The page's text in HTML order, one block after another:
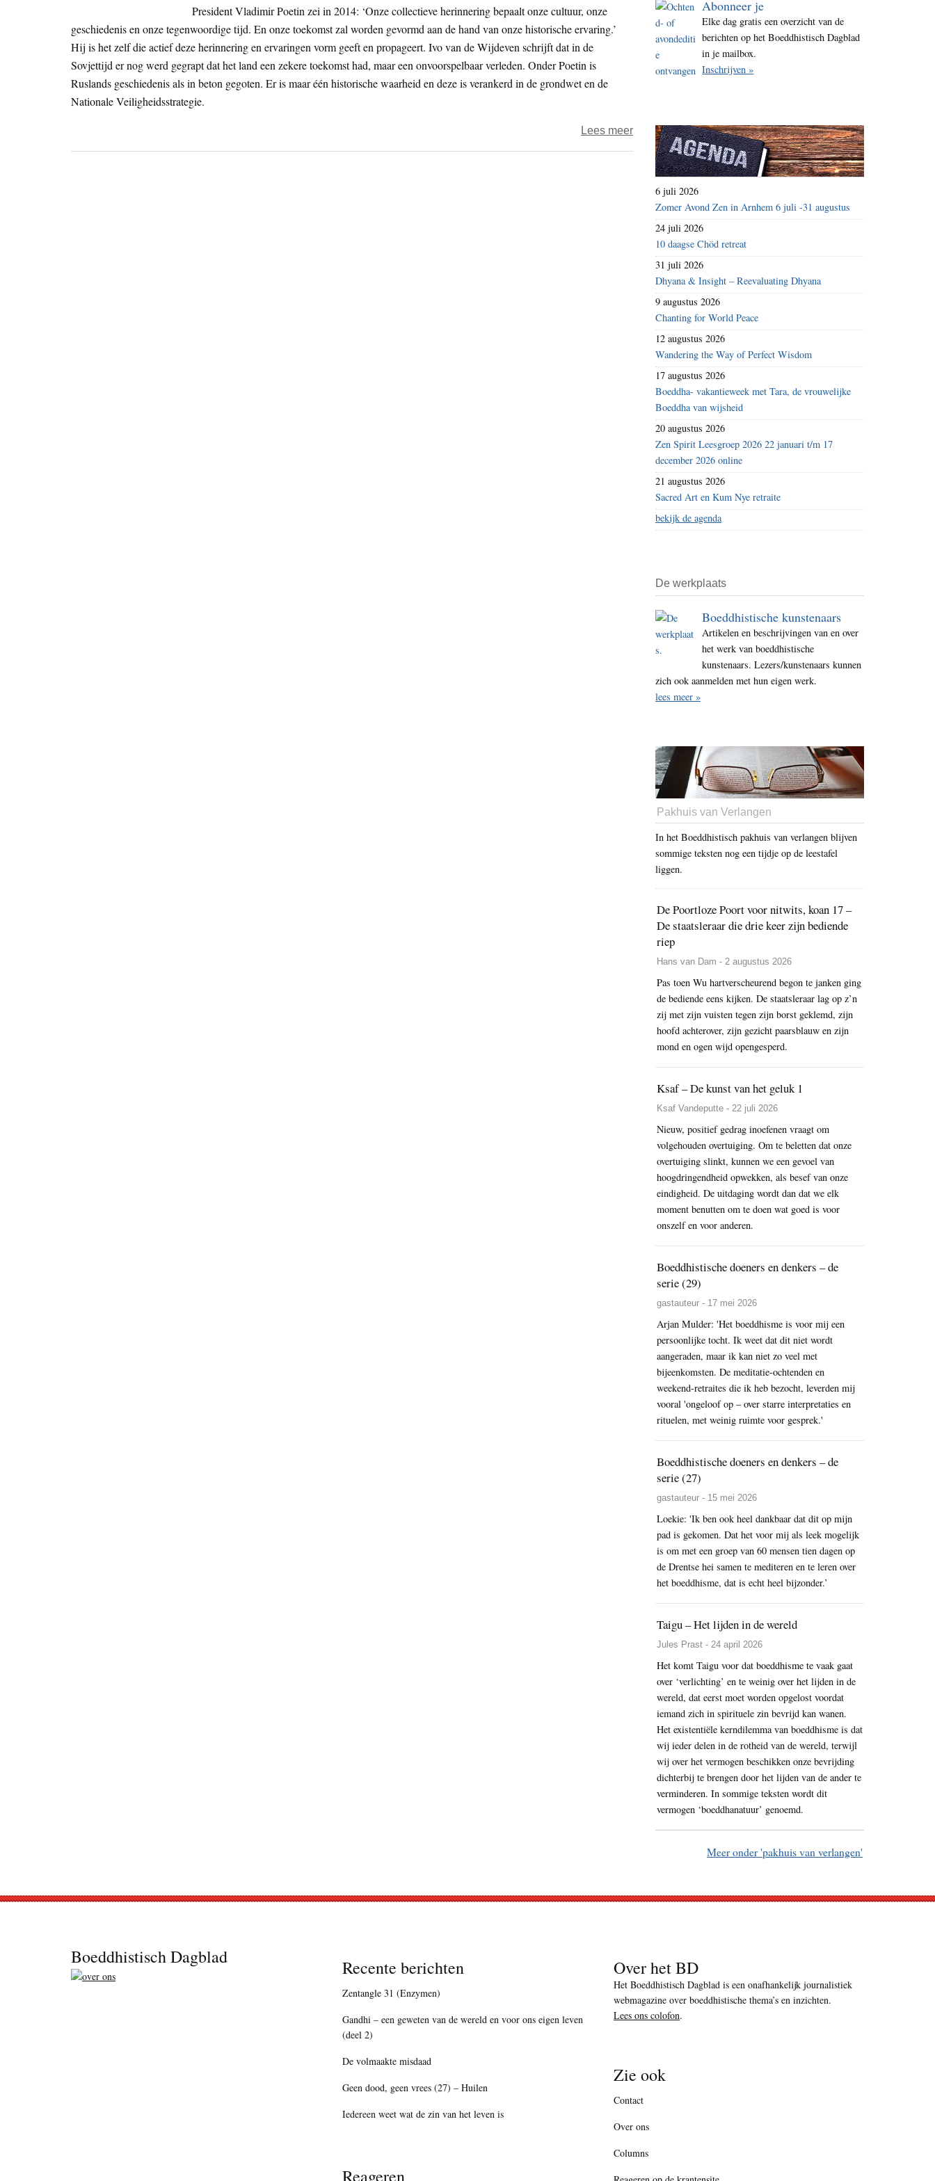
i
t
President Vladimir Poetin zei in 2014: ‘Onze collectieve herinnering bepaalt onze cultuur, onze
geschiedenis en onze tegenwoordige tijd. En onze toekomst zal worden gevormd aan de hand van onze historische ervaring.’
Hij is het zelf die actief deze herinnering en ervaringen vorm geeft en propageert. Ivo van de Wijdeven schrijft dat in de
Sovjettijd er nog werd gegrapt dat het land een zekere toekomst had, maar een onvoorspelbaar verleden. Onder Poetin is
Ruslands geschiedenis als in beton gegoten. Er is maar één historische waarheid en deze is verankerd in de grondwet en de
Nationale Veiligheidsstrategie.
Lees meerover
Geschiedenis
Abonneer je
Elke dag gratis een overzicht van de
berichten op het Boeddhistisch Dagblad
in je mailbox.
Inschrijven »
6 juli 2026
Zomer Avond Zen in Arnhem 6 juli -31 augustus
24 juli 2026
10 daagse Chöd retreat
31 juli 2026
Dhyana & Insight – Reevaluating Dhyana
9 augustus 2026
Chanting for World Peace
12 augustus 2026
Wandering the Way of Perfect Wisdom
17 augustus 2026
Boeddha- vakantieweek met Tara, de vrouwelijke
Boeddha van wijsheid
20 augustus 2026
Zen Spirit Leesgroep 2026 22 januari t/m 17
december 2026 online
21 augustus 2026
Sacred Art en Kum Nye retraite
bekijk de agenda
De werkplaats
Boeddhistische kunstenaars
Artikelen en beschrijvingen van en over
het werk van boeddhistische
kunstenaars. Lezers/kunstenaars kunnen
zich ook aanmelden met hun eigen werk.
lees meer »
Pakhuis van Verlangen
In het Boeddhistisch pakhuis van verlangen blijven
sommige teksten nog een tijdje op de leestafel
liggen.
De Poortloze Poort voor nitwits, koan 17 –
De staatsleraar die drie keer zijn bediende
riep
Hans van Dam - 2 augustus 2026
Pas toen Wu hartverscheurend begon te janken ging
de bediende eens kijken. De staatsleraar lag op z’n
zij met zijn vuisten tegen zijn borst geklemd, zijn
hoofd achterover, zijn gezicht paarsblauw en zijn
mond en ogen wijd opengesperd.
Ksaf – De kunst van het geluk 1
Ksaf Vandeputte - 22 juli 2026
Nieuw, positief gedrag inoefenen vraagt om
volgehouden overtuiging. Om te beletten dat onze
overtuiging slinkt, kunnen we een gevoel van
hoogdringendheid opwekken, als besef van onze
eindigheid. De uitdaging wordt dan dat we elk
moment benutten om te doen wat goed is voor
onszelf en voor anderen.
Boeddhistische doeners en denkers – de
serie (29)
gastauteur - 17 mei 2026
Arjan Mulder: 'Het boeddhisme is voor mij een
persoonlijke tocht. Ik weet dat dit niet wordt
aangeraden, maar ik kan niet zo veel met
bijeenkomsten. De meditatie-ochtenden en
weekend-retraites die ik heb bezocht, leverden mij
vooral 'ongeloof op – over starre interpretaties en
rituelen, met weinig ruimte voor gesprek.'
Boeddhistische doeners en denkers – de
serie (27)
gastauteur - 15 mei 2026
Loekie: 'Ik ben ook heel dankbaar dat dit op mijn
pad is gekomen. Dat het voor mij als leek mogelijk
is om met een groep van 60 mensen tien dagen op
de Drentse hei samen te mediteren en te leren over
het boeddhisme, dat is echt heel bijzonder.’
Taigu – Het lijden in de wereld
Jules Prast - 24 april 2026
Het komt Taigu voor dat boeddhisme te vaak gaat
over ‘verlichting’ en te weinig over het lijden in de
wereld, dat eerst moet worden opgelost voordat
iemand zich in spirituele zin bevrijd kan wanen.
Het existentiële kerndilemma van boeddhisme is dat
wij ieder delen in de rotheid van de wereld, terwijl
wij over het vermogen beschikken onze bevrijding
dichterbij te brengen door het lijden van de ander te
verminderen. In sommige teksten wordt dit
vermogen ‘boeddhanatuur’ genoemd.
Meer onder 'pakhuis van verlangen'
Boeddhistisch Dagblad Recente berichten
Zentangle 31 (Enzymen)
Gandhi – een geweten van de wereld en voor ons eigen leven
(deel 2)
De volmaakte misdaad
Geen dood, geen vrees (27) – Huilen
Iedereen weet wat de zin van het leven is
Reageren
Over het BD
Het Boeddhistisch Dagblad is een onafhankelijk journalistiek
webmagazine over boeddhistische thema’s en inzichten.
Lees ons colofon.
Zie ook
Contact
Over ons
Columns